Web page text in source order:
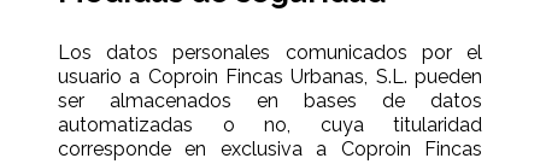
Los datos personales comunicados por el
usuario a Coproin Fincas Urbanas, S.L. pueden
ser almacenados en bases de datos
automatizadas o no, cuya titularidad
corresponde en exclusiva a Coproin Fincas